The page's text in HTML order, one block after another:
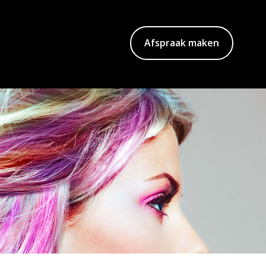
Afspraak maken